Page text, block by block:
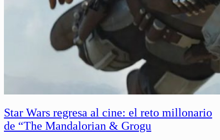
Star Wars regresa al cine: el reto millonario
de “The Mandalorian & Grogu